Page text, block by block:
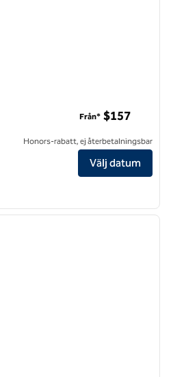
Miami Aventura
Från* $157
Honors-rabatt, ej återbetalningsbar
Välj datum
nästa